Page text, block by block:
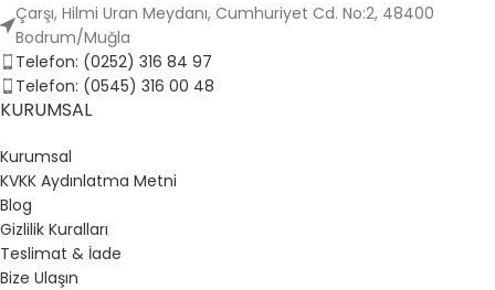
Çarşı, Hilmi Uran Meydanı, Cumhuriyet Cd. No:2, 48400
Bodrum/Muğla
Telefon: (0252) 316 84 97
Telefon: (0545) 316 00 48
KURUMSAL
Kurumsal
KVKK Aydınlatma Metni
Blog
Gizlilik Kuralları
Teslimat & İade
Bize Ulaşın